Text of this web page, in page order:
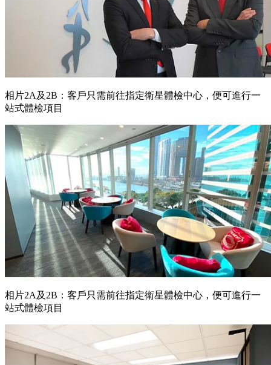
相片2A及2B：客戶只需前往指定衛星體檢中心，便可進行一
站式體檢項目
相片2A及2B：客戶只需前往指定衛星體檢中心，便可進行一
站式體檢項目